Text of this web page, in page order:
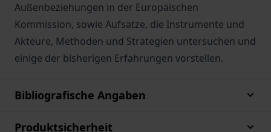
Außenbeziehungen in der Europäischen
Kommission, sowie Aufsätze, die Instrumente und
Akteure, Methoden und Strategien untersuchen und
einige der bisherigen Erfahrungen vorstellen.
Bibliografische Angaben
Produktsicherheit